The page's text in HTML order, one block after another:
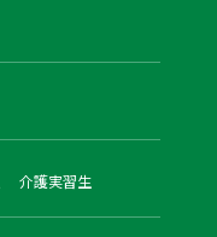
介護実習生